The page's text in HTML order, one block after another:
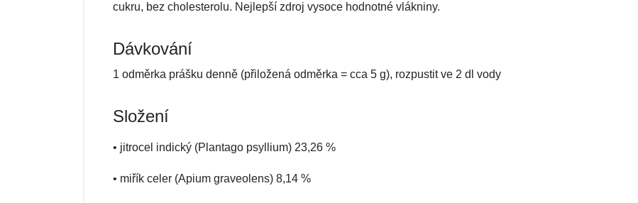
cukru, bez cholesterolu. Nejlepší zdroj vysoce hodnotné vlákniny.
Dávkování
1 odměrka prášku denně (přiložená odměrka = cca 5 g), rozpustit ve 2 dl vody
Složení
• jitrocel indický (Plantago psyllium) 23,26 %
• miřík celer (Apium graveolens) 8,14 %